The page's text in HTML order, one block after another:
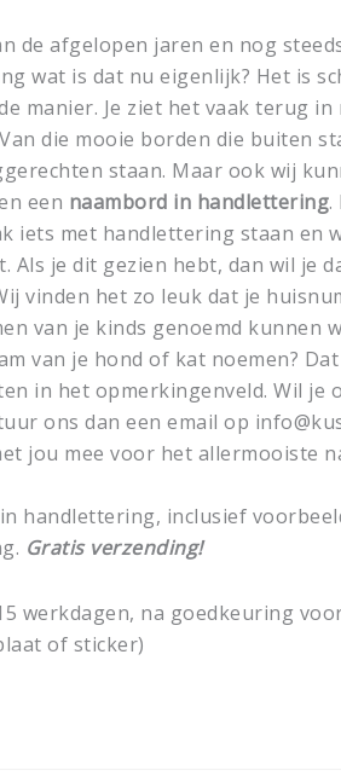
de afgelopen jaren en nog
wat is dat nu eigenlijk? Het is
manier. Je ziet het vaak terug
die mooie borden die buiten
staan. Maar ook wij
een naambord in handlettering.
iets met handlettering staan en
Als je dit gezien hebt, dan wil je
vinden het zo leuk dat je
van je kinds genoemd kunnen
van je hond of kat noemen?
in het opmerkingenveld. Wil je
ons dan een email op
jou mee voor het allermooiste
handlettering, inclusief
Gratis verzending!
werkdagen, na goedkeuring
of sticker)